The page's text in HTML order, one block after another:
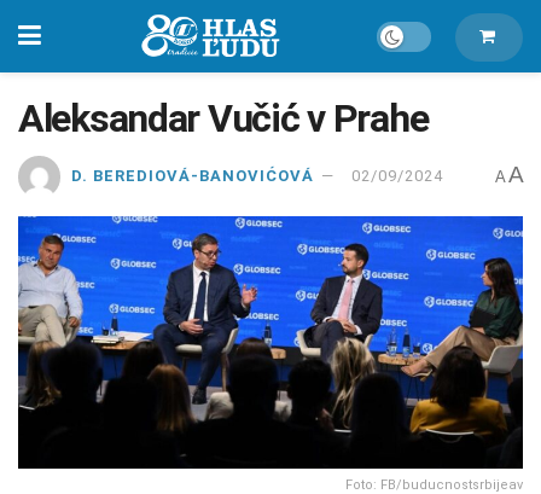
Aleksandar Vučić v Prahe
D. BEREDIOVÁ-BANOVIĆOVÁ 02/09/2024 A A
Foto: FB/buducnostsrbijeav